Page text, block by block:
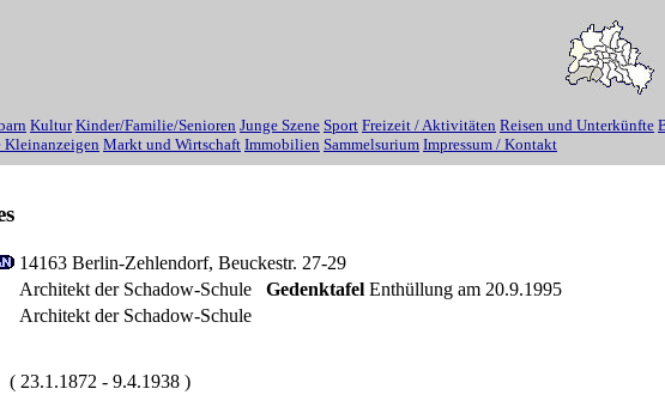
Kultur Kinder/Familie/Senioren Junge Szene Sport Freizeit / Aktivitäten Reisen und Unterkünfte
Kleinanzeigen Markt und Wirtschaft Immobilien Sammelsurium Impressum / Kontakt
14163 Berlin-Zehlendorf, Beuckestr. 27-29
Architekt der Schadow-Schule Gedenktafel Enthüllung am 20.9.1995
Architekt der Schadow-Schule
( 23.1.1872 - 9.4.1938 )